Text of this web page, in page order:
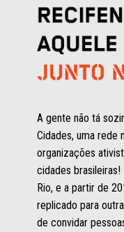
A gente não tá
Cidades, uma rede
organizações
cidades
Rio, e a partir de
replicado para
de convidar